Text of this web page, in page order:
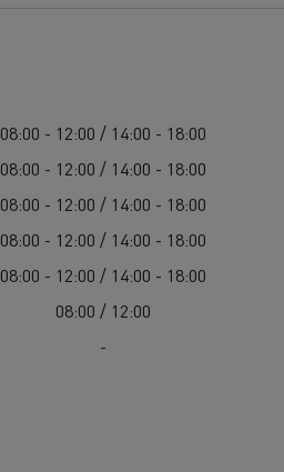
08:00 - 12:00 / 14:00 - 18:00
08:00 - 12:00 / 14:00 - 18:00
08:00 - 12:00 / 14:00 - 18:00
08:00 - 12:00 / 14:00 - 18:00
08:00 - 12:00 / 14:00 - 18:00
08:00 / 12:00
-